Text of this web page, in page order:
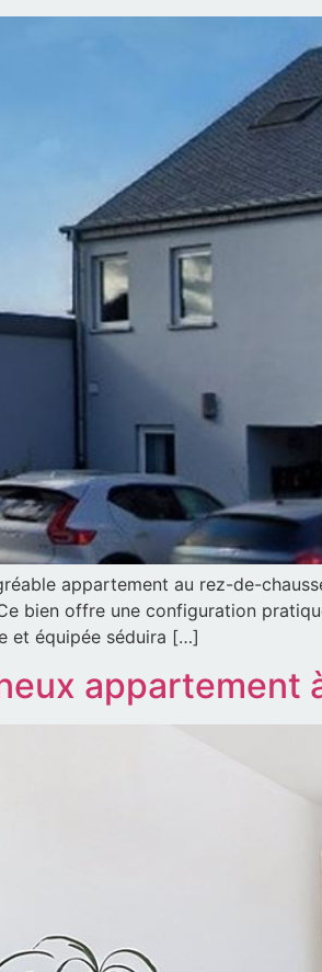
appartement au rez-de-
bien offre une configuration
et équipée séduira […]
appartement